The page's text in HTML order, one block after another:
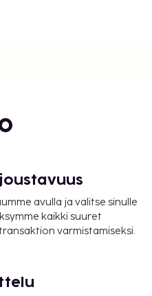
mi
avulla ja valitse sinulle
kaikki suuret
varmistamiseksi.